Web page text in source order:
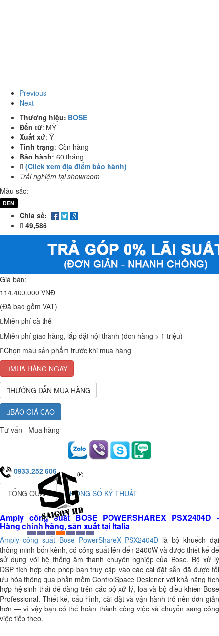
Previous
Next
Thương hiệu: BOSE
Đến từ: MỸ
Xuất xứ: Ý
Tình trạng: Còn hàng
Bảo hành: 60 tháng
(Click xem địa điểm bảo hành)
Trải nghiệm tại showroom
Màu sắc:
ĐEN
Chia sẻ:
49,586
Giá bán:
114.400.000 VNĐ
(Đã bao gồm VAT)
Miễn phí cà thẻ
Miễn phí giao hàng, lắp đặt nội thành (đơn hàng > 1 triệu)
Chọn màu sản phẩm trước khi mua hàng
MUA HÀNG NGAY
HƯỚNG DẪN MUA HÀNG
BÁO GIÁ CAO
Tư vấn - Mua hàng
0933.252.606
TỔNG QUAN THÔNG SỐ KỸ THUẬT
Amply công suất BOSE POWERSHAREX PSX2404D -
Hàng chính hãng, sản xuất tại Italia
Amply công suất Bose PowerShareX PSX2404D là bộ khuếch đại
thông minh bốn kênh, có công suất lên đến 2400W và được thiết kế để
sử dụng với hệ thống âm thanh chuyên nghiệp của Bose. Bộ xử lý
DSP tích hợp cho phép bạn truy cập vào các cài đặt sẵn đã được tối
ưu hóa thông qua phần mềm ControlSpace Designer với khả năng tích
hợp hệ sinh thái dễ dàng trên các bộ xử lý, loa và bộ điều khiển Bose
Professional. Thiết kế, cấu hình, cài đặt và vận hành trở nên đơn giản
hơn — vì vậy bạn có thể hoàn thành công việc và chuyển sang công
việc tiếp theo.